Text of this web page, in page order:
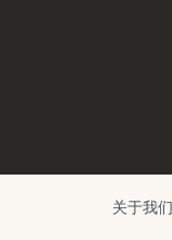
关于我们